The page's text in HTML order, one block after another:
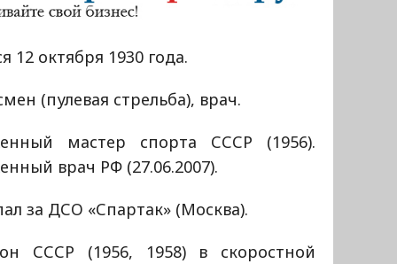
12 октября 1930 года.
(пулевая стрельба), врач.
мастер спорта СССР (1956).
врач РФ (27.06.2007).
за ДСО «Спартак» (Москва).
СССР (1956, 1958) в скоростной